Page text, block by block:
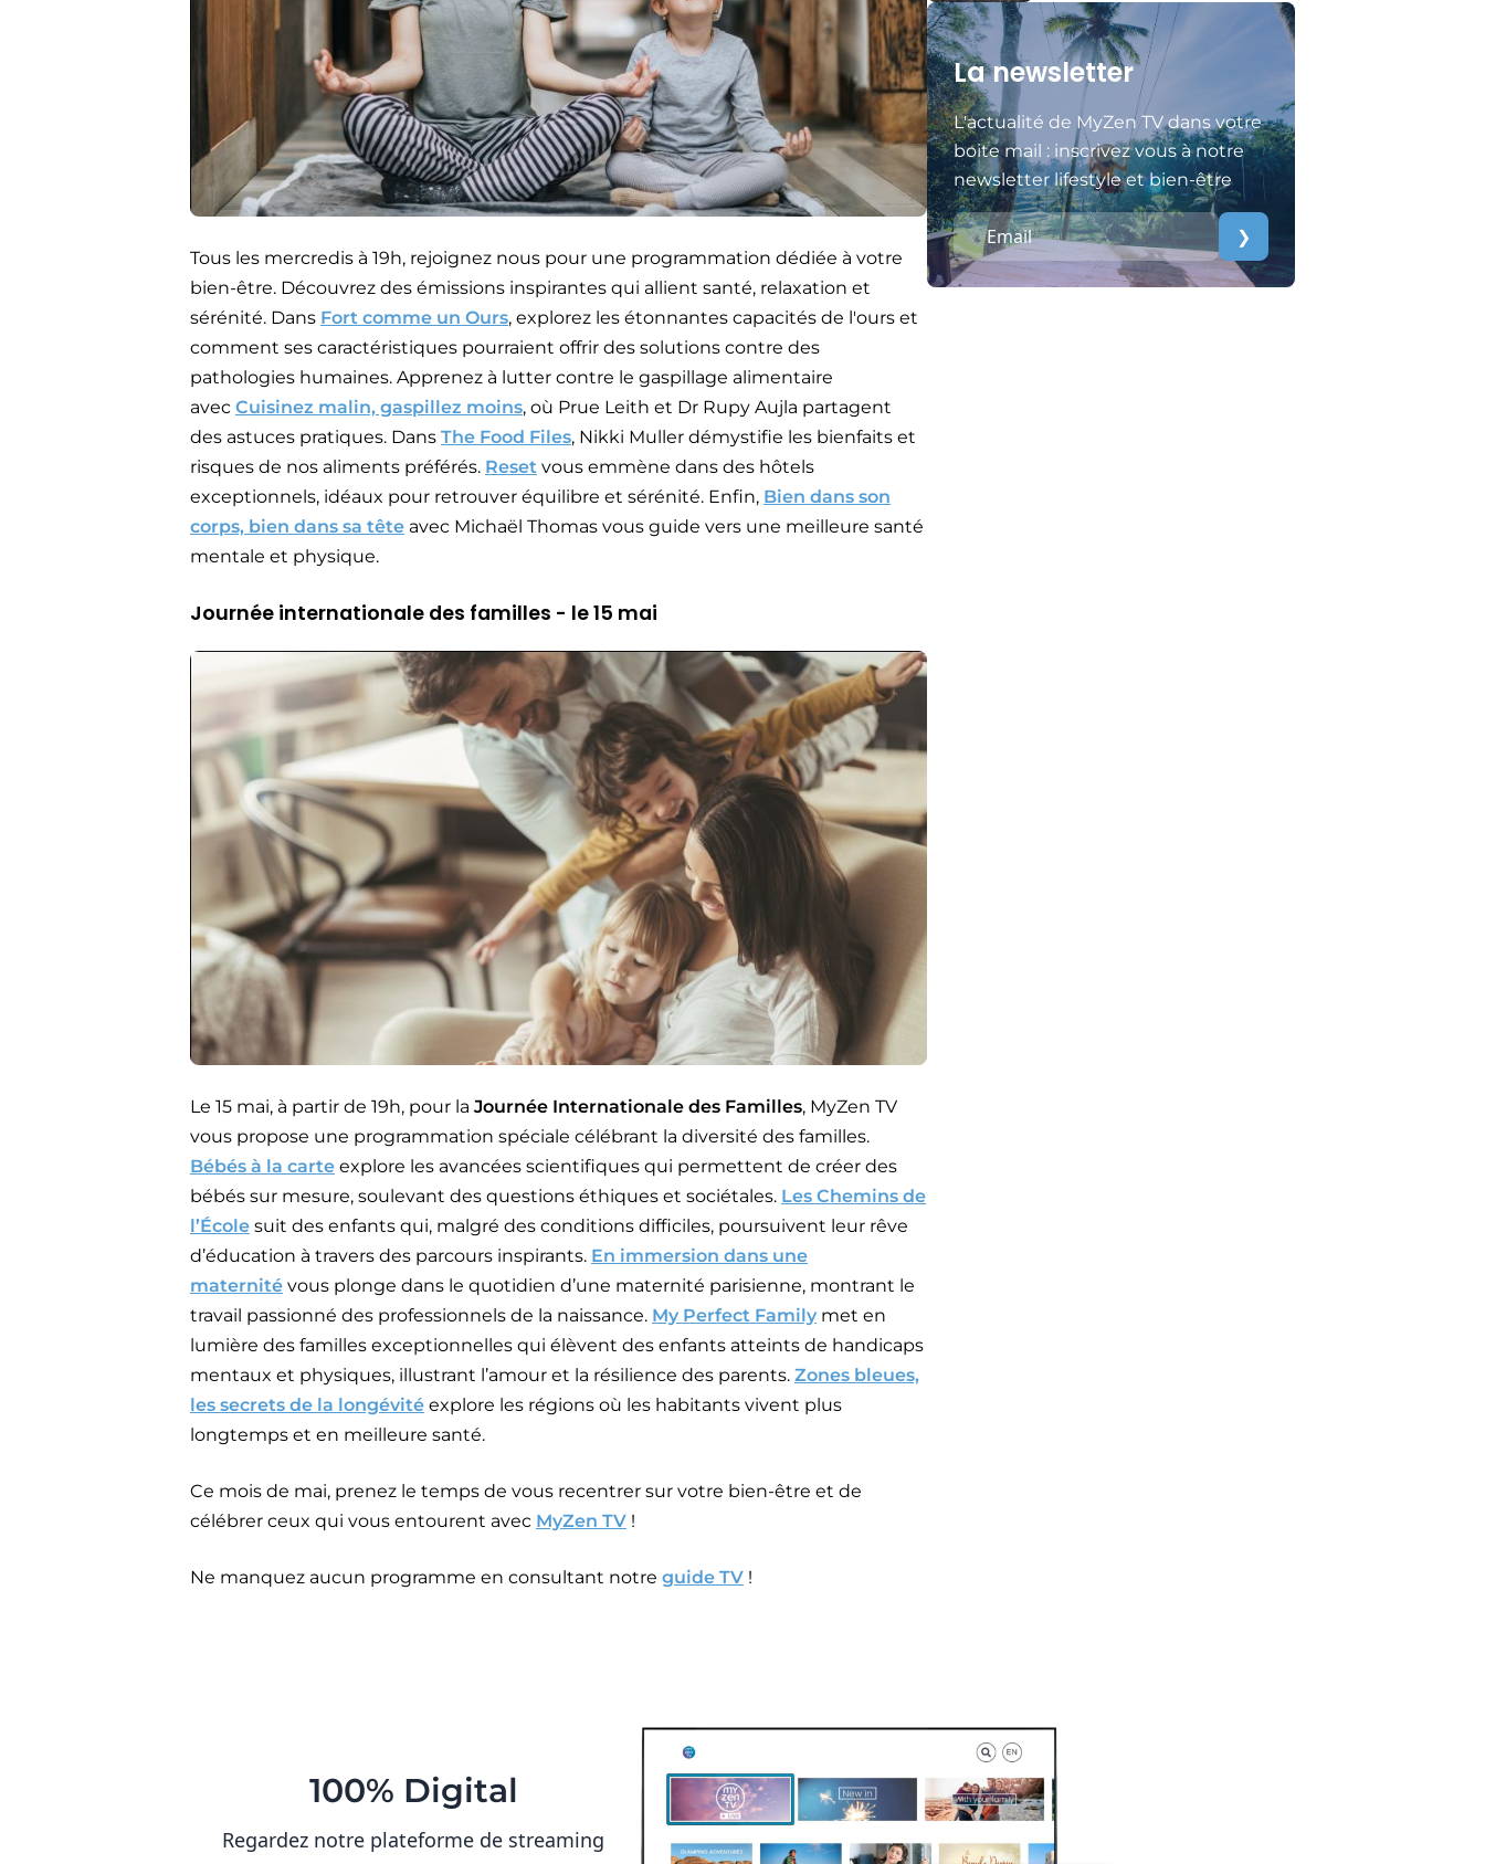
Tous les mercredis à 19h, rejoignez nous pour une programmation dédiée à votre
bien-être. Découvrez des émissions inspirantes qui allient santé, relaxation et
sérénité. Dans Fort comme un Ours, explorez les étonnantes capacités de l'ours et
comment ses caractéristiques pourraient offrir des solutions contre des
pathologies humaines. Apprenez à lutter contre le gaspillage alimentaire
avec Cuisinez malin, gaspillez moins, où Prue Leith et Dr Rupy Aujla partagent
des astuces pratiques. Dans The Food Files, Nikki Muller démystifie les bienfaits et
risques de nos aliments préférés. Reset vous emmène dans des hôtels
exceptionnels, idéaux pour retrouver équilibre et sérénité. Enfin, Bien dans son
corps, bien dans sa tête avec Michaël Thomas vous guide vers une meilleure santé
mentale et physique.
Journée internationale des familles - le 15 mai
Le 15 mai, à partir de 19h, pour la Journée Internationale des Familles, MyZen TV
vous propose une programmation spéciale célébrant la diversité des familles.
Bébés à la carte explore les avancées scientifiques qui permettent de créer des
bébés sur mesure, soulevant des questions éthiques et sociétales. Les Chemins de
l’École suit des enfants qui, malgré des conditions difficiles, poursuivent leur rêve
d’éducation à travers des parcours inspirants. En immersion dans une
maternité vous plonge dans le quotidien d’une maternité parisienne, montrant le
travail passionné des professionnels de la naissance. My Perfect Family met en
lumière des familles exceptionnelles qui élèvent des enfants atteints de handicaps
mentaux et physiques, illustrant l’amour et la résilience des parents. Zones bleues,
les secrets de la longévité explore les régions où les habitants vivent plus
longtemps et en meilleure santé.
Ce mois de mai, prenez le temps de vous recentrer sur votre bien-être et de
célébrer ceux qui vous entourent avec MyZen TV !
Ne manquez aucun programme en consultant notre guide TV !
La newsletter
L'actualité de MyZen TV dans votre
boite mail : inscrivez vous à notre
newsletter lifestyle et bien-être
❯
100% Digital
Regardez notre plateforme de streaming